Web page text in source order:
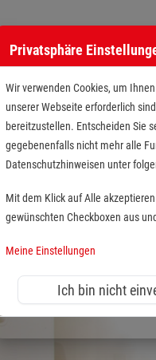
Privatsphäre
Wir verwenden Cookies, um
unserer Webseite erforderlich
bereitzustellen. Entscheiden Sie
gegebenenfalls nicht mehr alle
Datenschutzhinweisen unter
Mit dem Klick auf Alle
gewünschten Checkboxen aus
Meine Einstellungen
Ich bin nicht